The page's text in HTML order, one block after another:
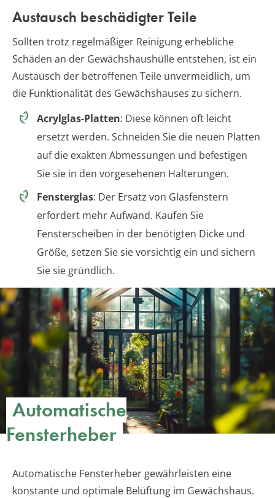
Austausch beschädigter Teile
Sollten trotz regelmäßiger Reinigung erhebliche
Schäden an der Gewächshaushülle entstehen, ist ein
Austausch der betroffenen Teile unvermeidlich, um
die Funktionalität des Gewächshauses zu sichern.
Acrylglas-Platten: Diese können oft leicht
ersetzt werden. Schneiden Sie die neuen Platten
auf die exakten Abmessungen und befestigen
Sie sie in den vorgesehenen Halterungen.
Fensterglas: Der Ersatz von Glasfenstern
erfordert mehr Aufwand. Kaufen Sie
Fensterscheiben in der benötigten Dicke und
Größe, setzen Sie sie vorsichtig ein und sichern
Sie sie gründlich.
Automatische
Fensterheber
Automatische Fensterheber gewährleisten eine
konstante und optimale Belüftung im Gewächshaus.